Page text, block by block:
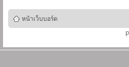
หน้าเว็บบอร์ด